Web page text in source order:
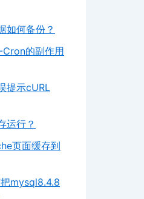
如何备份？
的副作用
提示cURL
运行？
页面缓存到
mysql8.4.8